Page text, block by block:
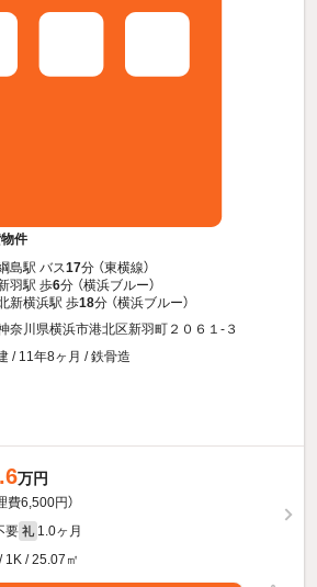
件
島駅 バス17分 （東横線）
羽駅 歩6分 （横浜ブルー）
新横浜駅 歩18分 （横浜ブルー）
奈川県横浜市港北区新羽町２０６１-３
/ 11年8ヶ月 / 鉄骨造
万円
費6,500円）
要 礼 1.0ヶ月
1K / 25.07㎡